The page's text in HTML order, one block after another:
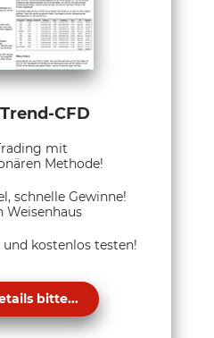
CFD
mit
Methode!
schnelle Gewinne!
Weisenhaus
kostenlos testen!
bitte...